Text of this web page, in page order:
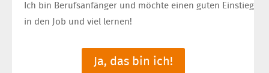
Ich bin Berufsanfänger und möchte einen guten Einstieg
in den Job und viel lernen!
Ja, das bin ich!